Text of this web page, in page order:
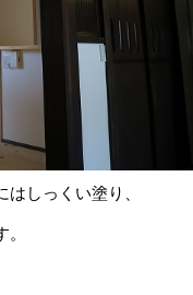
しっくい塗り、